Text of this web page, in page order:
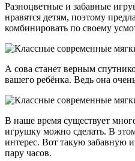
Разноцветные и забавные
нравятся детям, поэтому
комбинировать по своему
А сова станет верным
вашего ребёнка. Ведь она
В наше время существует
игрушку можно сделать. В
интерес. Вот такую забавную
пару часов.